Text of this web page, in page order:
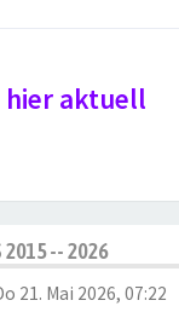
hier aktuell
2015 -- 2026
21. Mai 2026, 07:22